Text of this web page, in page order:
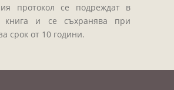
протокол се подреждат в
книга и се съхранява при
срок от 10 години.